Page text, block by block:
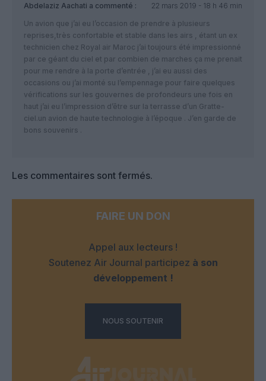
Abdelaziz Aachati a commenté :
22 mars 2019 - 18 h 46 min
Un avion que j’ai eu l’occasion de prendre à plusieurs
reprises,très confortable et stable dans les airs , étant un ex
technicien chez Royal air Maroc j’ai toujours été impressionné
par ce géant du ciel et par combien de marches ça me prenait
pour me rendre à la porte d’entrée , j’ai eu aussi des
occasions ou j’ai monté su l’empennage pour faire quelques
vérifications sur les gouvernes de profondeurs une fois en
haut j’ai eu l’impression d’être sur la terrasse d’un Gratte-
ciel.un avion de haute technologie à l’époque . J’en garde de
bons souvenirs .
Les commentaires sont fermés.
FAIRE UN DON
Appel aux lecteurs !
Soutenez Air Journal participez à son
développement !
NOUS SOUTENIR